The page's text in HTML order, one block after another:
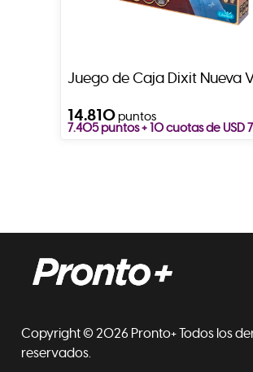
Juego de Caja Dixit Nueva
14.810puntos
7.405 puntos + 10 cuotas de USD
Copyright © 2026 Pronto+ Todos los
reservados.